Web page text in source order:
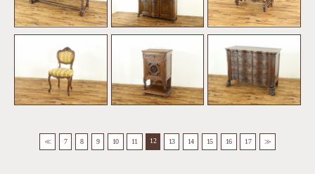
≪ 7 8 9 10 11 12 13 14 15 16 17 ≫